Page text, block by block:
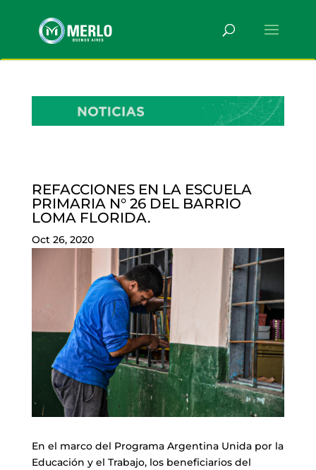
REFACCIONES EN LA ESCUELA
PRIMARIA N° 26 DEL BARRIO
LOMA FLORIDA.
Oct 26, 2020
En el marco del Programa Argentina Unida por la
Educación y el Trabajo, los beneficiarios del